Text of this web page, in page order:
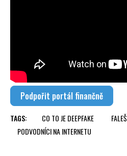
Podpořit portál finančně
TAGS: CO TO JE DEEPFAKE
PODVODNÍCI NA INTERNETU